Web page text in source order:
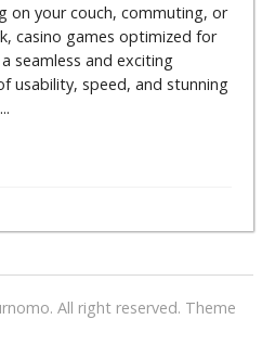
on your couch, commuting, or
casino games optimized for
seamless and exciting
usability, speed, and stunning
All right reserved. Theme